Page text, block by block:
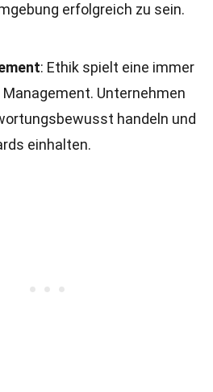
erfolgreich zu sein.
: Ethik spielt eine immer
Management. Unternehmen
handeln und
einhalten.